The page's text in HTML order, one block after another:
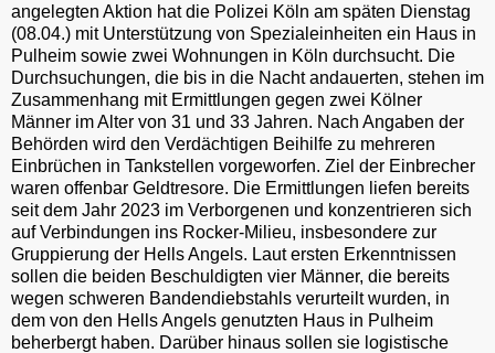
angelegten Aktion hat die Polizei Köln am späten Dienstag
(08.04.) mit Unterstützung von Spezialeinheiten ein Haus in
Pulheim sowie zwei Wohnungen in Köln durchsucht. Die
Durchsuchungen, die bis in die Nacht andauerten, stehen im
Zusammenhang mit Ermittlungen gegen zwei Kölner
Männer im Alter von 31 und 33 Jahren. Nach Angaben der
Behörden wird den Verdächtigen Beihilfe zu mehreren
Einbrüchen in Tankstellen vorgeworfen. Ziel der Einbrecher
waren offenbar Geldtresore. Die Ermittlungen liefen bereits
seit dem Jahr 2023 im Verborgenen und konzentrieren sich
auf Verbindungen ins Rocker-Milieu, insbesondere zur
Gruppierung der Hells Angels. Laut ersten Erkenntnissen
sollen die beiden Beschuldigten vier Männer, die bereits
wegen schweren Bandendiebstahls verurteilt wurden, in
dem von den Hells Angels genutzten Haus in Pulheim
beherbergt haben. Darüber hinaus sollen sie logistische